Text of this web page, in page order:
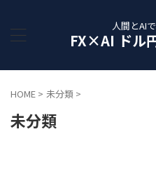
人間とAI
FX×AI ドル
HOME > 未分類 >
未分類